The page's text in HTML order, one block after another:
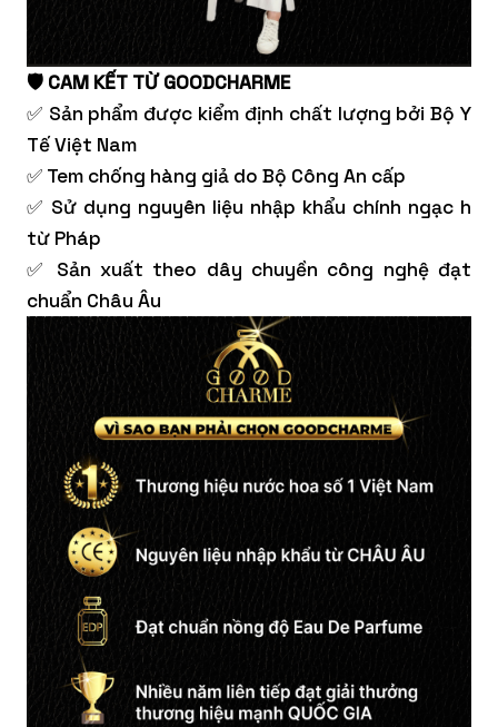
🛡️ CAM KẾT TỪ GOODCHARME
✅ Sản phẩm được kiểm định chất lượng bởi Bộ Y
Tế Việt Nam
✅ Tem chống hàng giả do Bộ Công An cấp
✅ Sử dụng nguyên liệu nhập khẩu chính ngạc h
từ Pháp
✅ Sản xuất theo dây chuyền công nghệ đạt
chuẩn Châu Âu